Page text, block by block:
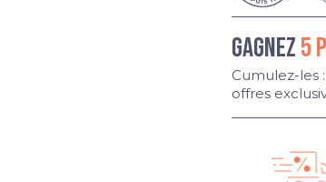
GAGNEZ5
Cumulez-les
offres